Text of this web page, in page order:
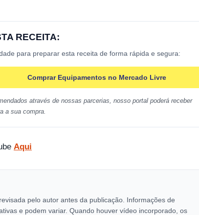
RECEITA:
para preparar esta receita de forma rápida e segura:
Comprar Equipamentos no Mercado Livre
através de nossas parcerias, nosso portal poderá receber
a sua compra.
Aqui
pelo autor antes da publicação. Informações de
e podem variar. Quando houver vídeo incorporado, os